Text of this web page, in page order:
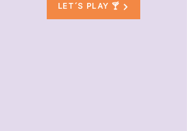
LET´S PLAY 🍸